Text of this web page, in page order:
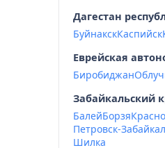
Дагестан
БуйнакскКаспийск
Еврейская
Биробиджан
Забайкальский
БалейБорзя
Петровск-
Шилка